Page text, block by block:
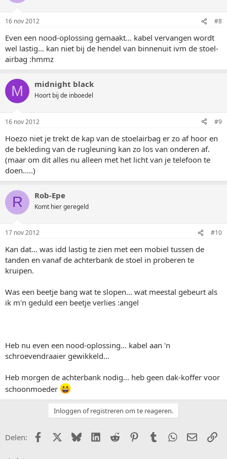
16 nov 2012 #8
Even een nood-oplossing gemaakt... kabel vervangen wordt
wel lastig... kan niet bij de hendel van binnenuit ivm de stoel-
airbag :hmmz
M midnight black
Hoort bij de inboedel
16 nov 2012 #9
Hoezo niet je trekt de kap van de stoelairbag er zo af hoor en
de bekleding van de rugleuning kan zo los van onderen af.
(maar om dit alles nu alleen met het licht van je telefoon te
doen.....)
R Rob-Epe
Komt hier geregeld
17 nov 2012 #10
Kan dat... was idd lastig te zien met een mobiel tussen de
tanden en vanaf de achterbank de stoel in proberen te
kruipen.
Was een beetje bang wat te slopen... wat meestal gebeurt als
ik m'n geduld een beetje verlies :angel
Heb nu even een nood-oplossing... kabel aan 'n
schroevendraaier gewikkeld...
Heb morgen de achterbank nodig... heb geen dak-koffer voor
schoonmoeder
Inloggen of registreren om te reageren.
Delen: FacebookX (Twitter)
BlueskyLinkedIn
Reddit PinterestTumblr WhatsApp
E-mail